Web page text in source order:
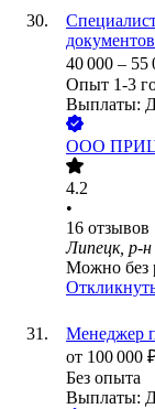
документов
40 000 – 55
Опыт 1-3
Выплаты:
ООО
4.2
•
16 отзывов
Липецк, р-
Можно без
Менеджер
от 100 000
Без опыта
Выплаты: